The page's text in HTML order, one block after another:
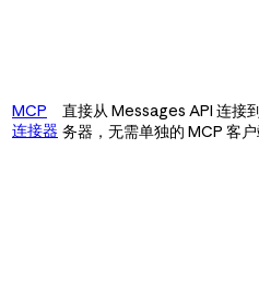
MCP
连接器
直接从 Messages API 连接
务器，无需单独的 MCP 客户